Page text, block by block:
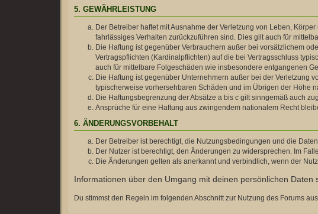
5. GEWÄHRLEISTUNG
Der Betreiber haftet mit Ausnahme der Verletzung von Leben,
fahrlässiges Verhalten zurückzuführen sind. Dies gilt auch für
Die Haftung ist gegenüber Verbrauchern außer bei vorsätzlichem
Vertragspflichten (Kardinalpflichten) auf die bei Vertragsschluss
auch für mittelbare Folgeschäden wie insbesondere entgangenen
Die Haftung ist gegenüber Unternehmern außer bei der Verletzung
typischerweise vorhersehbaren Schäden und im Übrigen der Höhe
Die Haftungsbegrenzung der Absätze a bis c gilt sinngemäß auch
Ansprüche für eine Haftung aus zwingendem nationalem Recht
6. ÄNDERUNGSVORBEHALT
Der Betreiber ist berechtigt, die Nutzungsbedingungen und die
Der Nutzer ist berechtigt, den Änderungen zu widersprechen. Im
Die Änderungen gelten als anerkannt und verbindlich, wenn der
Informationen über den Umgang mit deinen persönlichen Daten
Du stimmst den Regeln im folgenden Abschnitt zur Nutzung des Forums